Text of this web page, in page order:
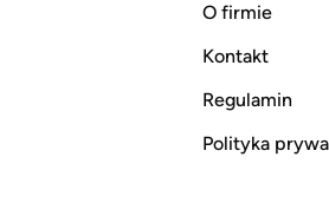
O firmie
Kontakt
Regulamin
Polityka